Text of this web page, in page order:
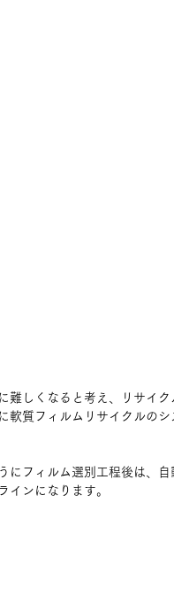
難しくなると考え、リサイ
軟質フィルムリサイクルのシ
にフィルム選別工程後は、自
インになります。